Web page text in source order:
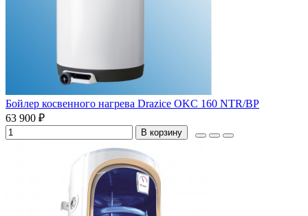
Бойлер косвенного нагрева Drazice OKC 160 NTR/BP
63 900 ₽
В корзину